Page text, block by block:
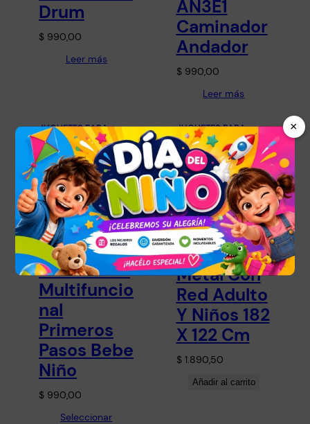
×
Drum
$ 990,00
Leer más
AN3E1
Caminador
Andador
$990,00
Leer más
JUGUETES PARA
NIÑOS Y NIÑAS
Andador
Caminador
Multifuncio
nal
Primeros
Pasos Bebe
Niño
$ 990,00
Seleccionar
JUGUETES PARA
NIÑOS Y NIÑAS
Arco De
Futbol
Metal Con
Red Adulto
Y Niños 182
X 122 Cm
$1.890,50
Añadir al carrito